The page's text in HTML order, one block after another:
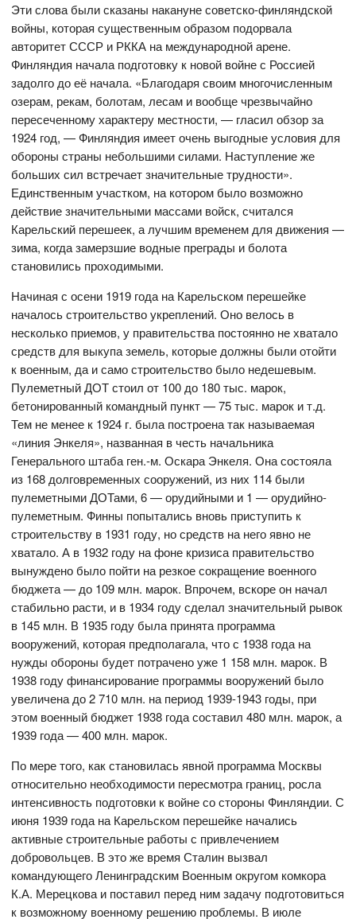
Эти слова были сказаны накануне советско-финляндской
войны, которая существенным образом подорвала
авторитет СССР и РККА на международной арене.
Финляндия начала подготовку к новой войне с Россией
задолго до её начала. «Благодаря своим многочисленным
озерам, рекам, болотам, лесам и вообще чрезвычайно
пересеченному характеру местности, — гласил обзор за
1924 год, — Финляндия имеет очень выгодные условия для
обороны страны небольшими силами. Наступление же
больших сил встречает значительные трудности».
Единственным участком, на котором было возможно
действие значительными массами войск, считался
Карельский перешеек, а лучшим временем для движения —
зима, когда замерзшие водные преграды и болота
становились проходимыми.
Начиная с осени 1919 года на Карельском перешейке
началось строительство укреплений. Оно велось в
несколько приемов, у правительства постоянно не хватало
средств для выкупа земель, которые должны были отойти
к военным, да и само строительство было недешевым.
Пулеметный ДОТ стоил от 100 до 180 тыс. марок,
бетонированный командный пункт — 75 тыс. марок и т.д.
Тем не менее к 1924 г. была построена так называемая
«линия Энкеля», названная в честь начальника
Генерального штаба ген.-м. Оскара Энкеля. Она состояла
из 168 долговременных сооружений, из них 114 были
пулеметными ДОТами, 6 — орудийными и 1 — орудийно-
пулеметным. Финны попытались вновь приступить к
строительству в 1931 году, но средств на него явно не
хватало. А в 1932 году на фоне кризиса правительство
вынуждено было пойти на резкое сокращение военного
бюджета — до 109 млн. марок. Впрочем, вскоре он начал
стабильно расти, и в 1934 году сделал значительный рывок
в 145 млн. В 1935 году была принята программа
вооружений, которая предполагала, что с 1938 года на
нужды обороны будет потрачено уже 1 158 млн. марок. В
1938 году финансирование программы вооружений было
увеличена до 2 710 млн. на период 1939-1943 годы, при
этом военный бюджет 1938 года составил 480 млн. марок, а
1939 года — 400 млн. марок.
По мере того, как становилась явной программа Москвы
относительно необходимости пересмотра границ, росла
интенсивность подготовки к войне со стороны Финляндии. С
июня 1939 года на Карельском перешейке начались
активные строительные работы с привлечением
добровольцев. В это же время Сталин вызвал
командующего Ленинградским Военным округом комкора
К.А. Мерецкова и поставил перед ним задачу подготовиться
к возможному военному решению проблемы. В июле